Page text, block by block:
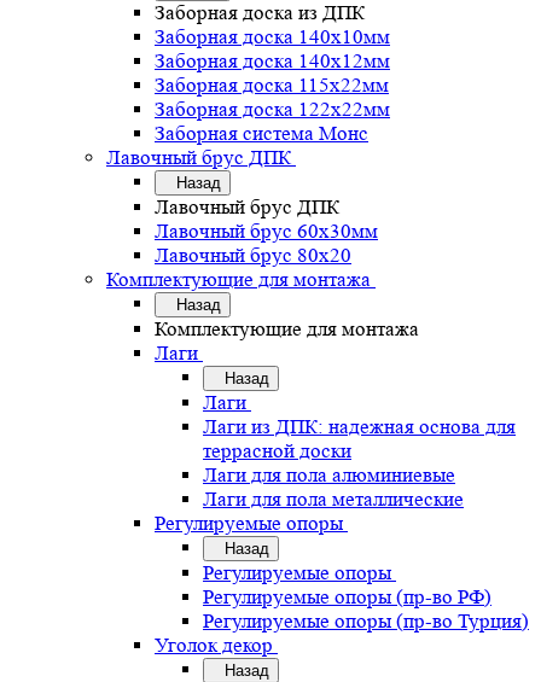
Заборная доска из ДПК
Заборная доска 140х10мм
Заборная доска 140х12мм
Заборная доска 115х22мм
Заборная доска 122х22мм
Заборная система Монс
Лавочный брус ДПК
Назад
Лавочный брус ДПК
Лавочный брус 60х30мм
Лавочный брус 80х20
Комплектующие для монтажа
Назад
Комплектующие для монтажа
Лаги
Назад
Лаги
Лаги из ДПК: надежная основа для
террасной доски
Лаги для пола алюминиевые
Лаги для пола металлические
Регулируемые опоры
Назад
Регулируемые опоры
Регулируемые опоры (пр-во РФ)
Регулируемые опоры (пр-во Турция)
Уголок декор
Назад